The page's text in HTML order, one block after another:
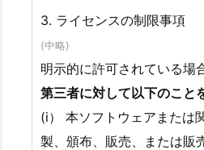
3. ライセンスの制限事項
(中略)
明示的に許可されている場
第三者に対して以下のこと
(i） 本ソフトウェアまたは
製、頒布、販売、または販